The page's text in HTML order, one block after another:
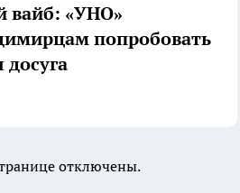
вайб: «УНО»
попробовать
отключены.